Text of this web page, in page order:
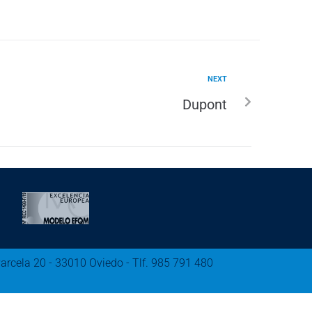
NEXT
Dupont
20 - 33010 Oviedo - Tlf. 985 791 480